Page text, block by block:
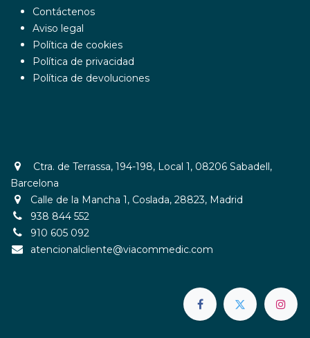
Contáctenos
Aviso legal
Política de cookies
Política de privacidad
Política de devoluciones
Ctra. de Terrassa, 194-198, Local 1, 08206 Sabadell,
Barcelona
Calle de la Mancha 1, Coslada, 28823, Madrid
938 844 552
910 605 092​
atencionalcliente@viacommedic.com